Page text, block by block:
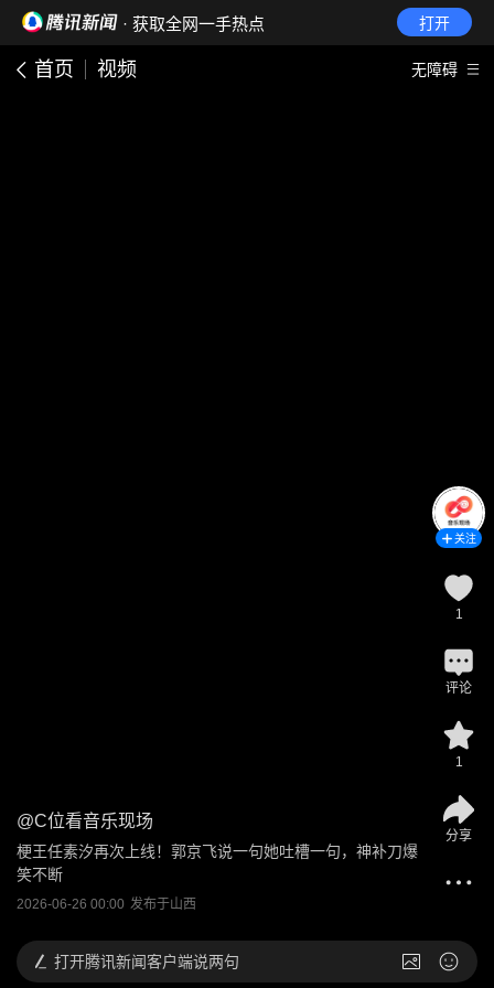
· 获取全网一手热点 打开
首页 视频 无障碍
@C位看音乐现场
梗王任素汐再次上线！郭京飞说一句她吐槽一句，神补刀爆
笑不断
2026-06-26 00:00 发布于山西
关注
1
评论
1
分享
打开腾讯新闻客户端说两句